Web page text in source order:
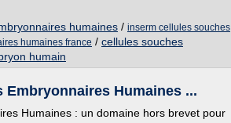
humaines / inserm cellules souches
humaines france / cellules souches
humain
Humaines ...
Humaines : un domaine hors brevet pour